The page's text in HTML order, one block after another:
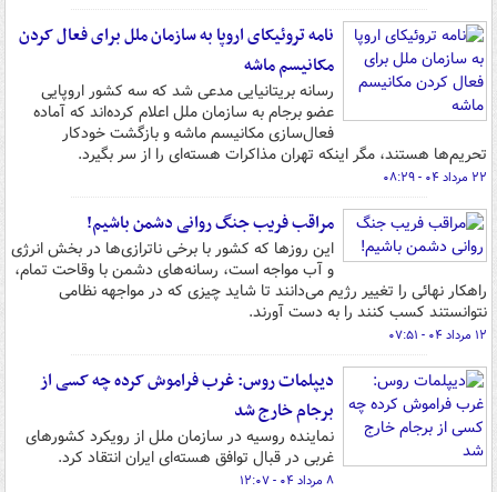
نامه تروئیکای اروپا به سازمان ملل برای فعال کردن
مکانیسم ماشه
رسانه بریتانیایی مدعی شد که سه کشور اروپایی
عضو برجام به سازمان ملل اعلام کرده‌اند که آماده
فعال‌سازی مکانیسم ماشه و بازگشت خودکار
تحریم‌ها هستند، مگر اینکه تهران مذاکرات هسته‌ای را از سر بگیرد.
۲۲ مرداد ۰۴ - ۰۸:۲۹
مراقب فریب جنگ روانی دشمن باشیم!
این روزها که کشور با برخی ناترازی‌ها در بخش انرژی
و آب مواجه است‌، رسانه‌های دشمن با وقاحت تمام،
راهکار نهائی را تغییر رژیم می‌دانند تا شاید چیزی که در مواجهه نظامی
نتوانستند کسب کنند را به دست آورند.
۱۲ مرداد ۰۴ - ۰۷:۵۱
دیپلمات روس: غرب فراموش کرده چه کسی از
برجام خارج شد
نماینده روسیه در سازمان ملل از رویکرد کشورهای
غربی در قبال توافق هسته‌ای ایران انتقاد کرد.
۸ مرداد ۰۴ - ۱۲:۰۷